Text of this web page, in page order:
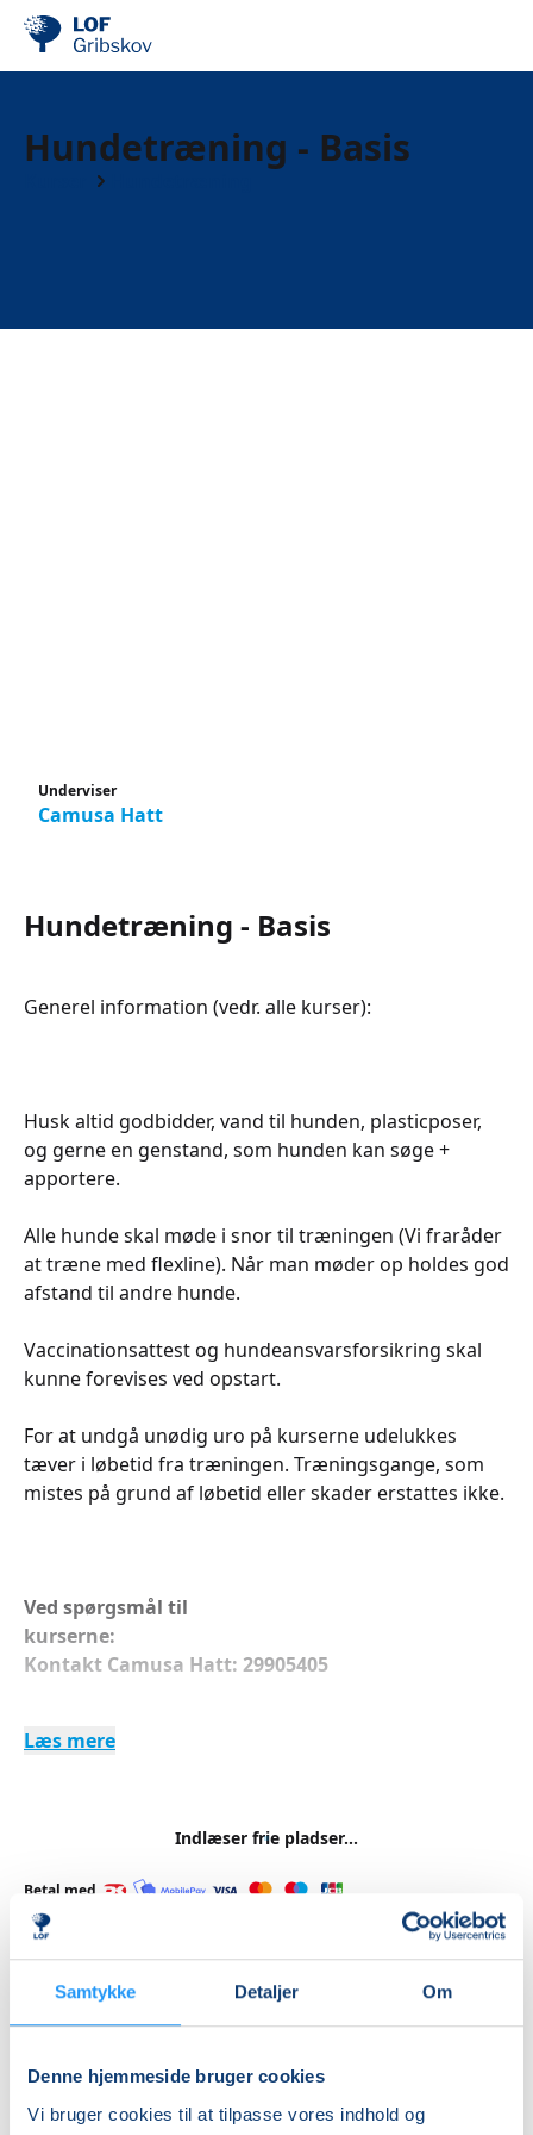
Samtykke Detaljer Om
Denne hjemmeside bruger cookies
Vi bruger cookies til at tilpasse vores indhold og
Hundetræning - Basis
Underviser
Camusa Hatt
Hundetræning - Basis
Generel information (vedr. alle kurser):
Husk altid godbidder, vand til hunden, plasticposer,
og gerne en genstand, som hunden kan søge +
apportere.
Alle hunde skal møde i snor til træningen (Vi fraråder
at træne med flexline). Når man møder op holdes god
afstand til andre hunde.
Vaccinationsattest og hundeansvarsforsikring skal
kunne forevises ved opstart.
For at undgå unødig uro på kurserne udelukkes
tæver i løbetid fra træningen. Træningsgange, som
mistes på grund af løbetid eller skader erstattes ikke.
Ved spørgsmål til
Kontakt Camusa Hatt: 29905405
og samarbejde med hunden.
Basisøvelser inkluderer lineføring, passere andre
hunde, sit, dæk, stå, begyndende spring og andre
soft agility øvelser. Indkald og håndteringsøvelser,
spændende måde.
Læs mere
Indlæser frie pladser...
Betal med
DKK 760,00